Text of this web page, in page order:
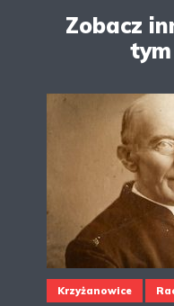
Zobacz
Krzyżanowice